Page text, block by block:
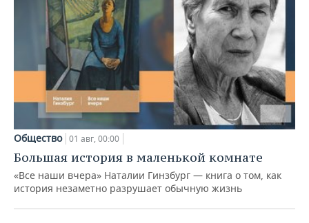
Общество 01 авг, 00:00
Большая история в маленькой комнате
«Все наши вчера» Наталии Гинзбург — книга о том, как
история незаметно разрушает обычную жизнь